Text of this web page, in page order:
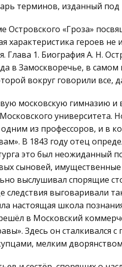
терминов, изданный
Островского «Гроза»
характеристика героев
Глава 1. Биография А. Н.
в Замоскворечье, в
вокруг говорили все,
московскую гимназию и
университета.
из профессоров, и в
В 1843 году отец
это был неожиданный
сыновей,
выслушивал спорящие
следствия выговаривали
настоящая школа
в Московский
Здесь он
мелким